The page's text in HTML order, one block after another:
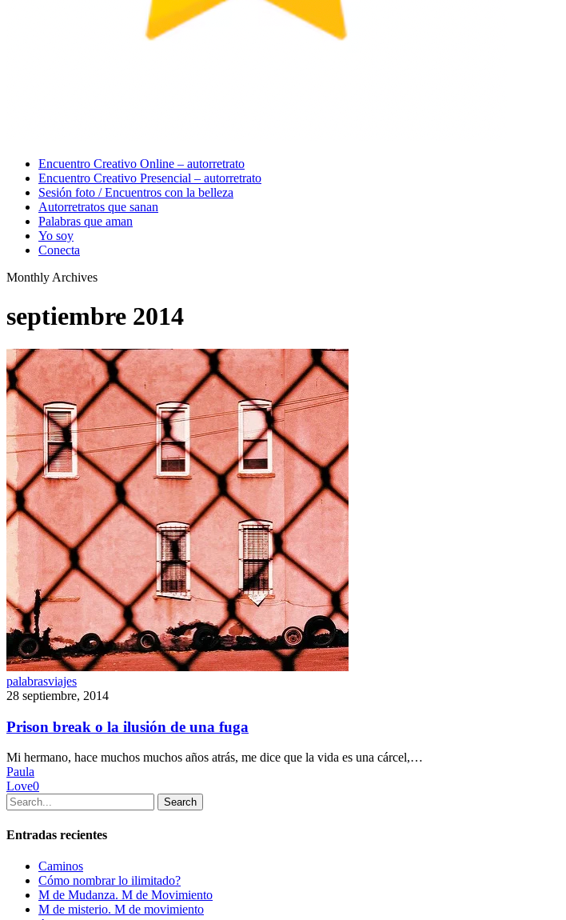
Menu
Encuentro Creativo Online – autorretrato
Encuentro Creativo Presencial – autorretrato
Sesión foto / Encuentros con la belleza
Autorretratos que sanan
Palabras que aman
Yo soy
Conecta
Monthly Archives
septiembre 2014
Prison
break
la
ilusión
de
una
fuga
palabrasviajes
28 septiembre, 2014
Prison break o la ilusión de una fuga
Mi hermano, hace muchos muchos años atrás, me dice que la vida es una cárcel,…
Paula
Love0
Search
Entradas recientes
Caminos
Cómo nombrar lo ilimitado?
M de Mudanza. M de Movimiento
M de misterio. M de movimiento